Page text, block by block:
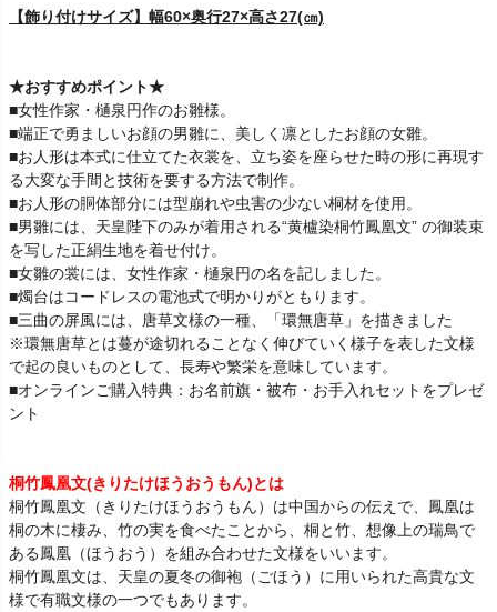
【飾り付けサイズ】幅60×奥行27×高さ27(㎝)
★おすすめポイント★
■女性作家・樋泉円作のお雛様。
■端正で勇ましいお顔の男雛に、美しく凛としたお顔の女雛。
■お人形は本式に仕立てた衣裳を、立ち姿を座らせた時の形に再現す
る大変な手間と技術を要する方法で制作。
■お人形の胴体部分には型崩れや虫害の少ない桐材を使用。
■男雛には、天皇陛下のみが着用される“黄櫨染桐竹鳳凰文” の御装束
を写した正絹生地を着せ付け。
■女雛の裳には、女性作家・樋泉円の名を記しました。
■燭台はコードレスの電池式で明かりがともります。
■三曲の屏風には、唐草文様の一種、「環無唐草」を描きました
※環無唐草とは蔓が途切れることなく伸びていく様子を表した文様
で起の良いものとして、長寿や繁栄を意味しています。
■オンラインご購入特典：お名前旗・被布・お手入れセットをプレゼ
ント
桐竹鳳凰文(きりたけほうおうもん)とは
桐竹鳳凰文（きりたけほうおうもん）は中国からの伝えで、鳳凰は
桐の木に棲み、竹の実を食べたことから、桐と竹、想像上の瑞鳥で
ある鳳凰（ほうおう）を組み合わせた文様をいいます。
桐竹鳳凰文は、天皇の夏冬の御袍（ごほう）に用いられた高貴な文
様で有職文様の一つでもあります。